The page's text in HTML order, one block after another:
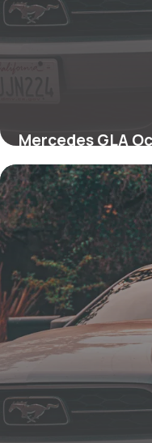
Mercedes GLA
20 mai 2026